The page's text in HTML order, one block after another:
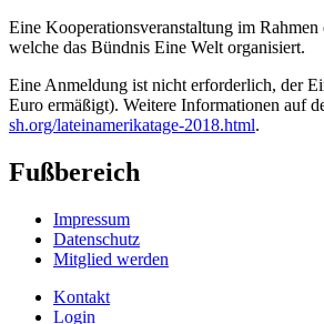
Eine Kooperationsveranstaltung im Rahmen
welche das Bündnis Eine Welt organisiert.
Eine Anmeldung ist nicht erforderlich, der
Euro ermäßigt). Weitere Informationen auf
sh.org/lateinamerikatage-2018.html.
Fußbereich
Impressum
Datenschutz
Mitglied werden
Kontakt
Login